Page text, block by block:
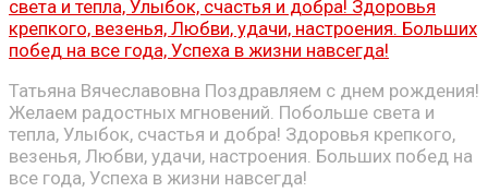
Татьяна Вячеславовна Поздравляем с днем рождения!
Желаем радостных мгновений. Побольше света и
тепла, Улыбок, счастья и добра! Здоровья крепкого,
везенья, Любви, удачи, настроения. Больших побед на
все года, Успеха в жизни навсегда!